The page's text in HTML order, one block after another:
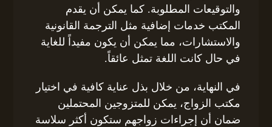
والتوقيعات المطلوبة. كما يمكن أن يقدم
المكتب خدمات إضافية مثل الترجمة القانونية
والاستشارات، مما يمكن أن يكون مفيداً للغاية
في حال كانت اللغة تمثل عائقاً.
في النهاية، من خلال بذل عناية كافية في اختيار
مكتب الزواج، يمكن للمتزوجين المحتملين
ضمان أن إجراءات زواجهم ستكون أكثر سلاسة